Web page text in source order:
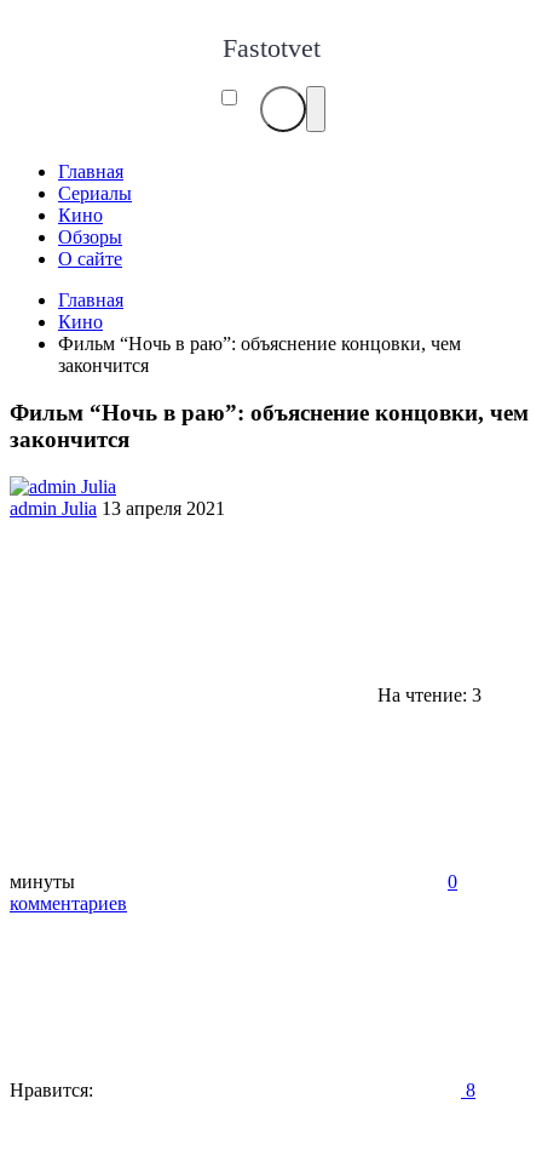
Fastotvet
Главная
Сериалы
Кино
Обзоры
О сайте
Главная
Кино
Фильм “Ночь в раю”: объяснение концовки, чем
закончится
Фильм “Ночь в раю”: объяснение концовки, чем
закончится
admin Julia 13 апреля 2021
На чтение: 3
минуты
0
комментариев
Нравится: 8